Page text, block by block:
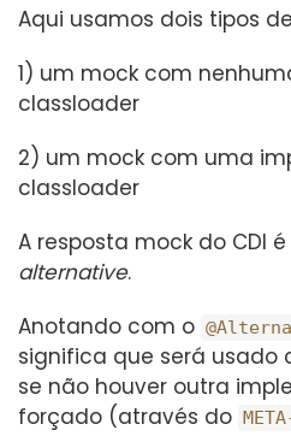
Aqui usamos dois tipos
1) um mock com
classloader
2) um mock com uma
classloader
A resposta mock do CDI
alternative.
Anotando com o
significa que será
se não houver outra
forçado (através do